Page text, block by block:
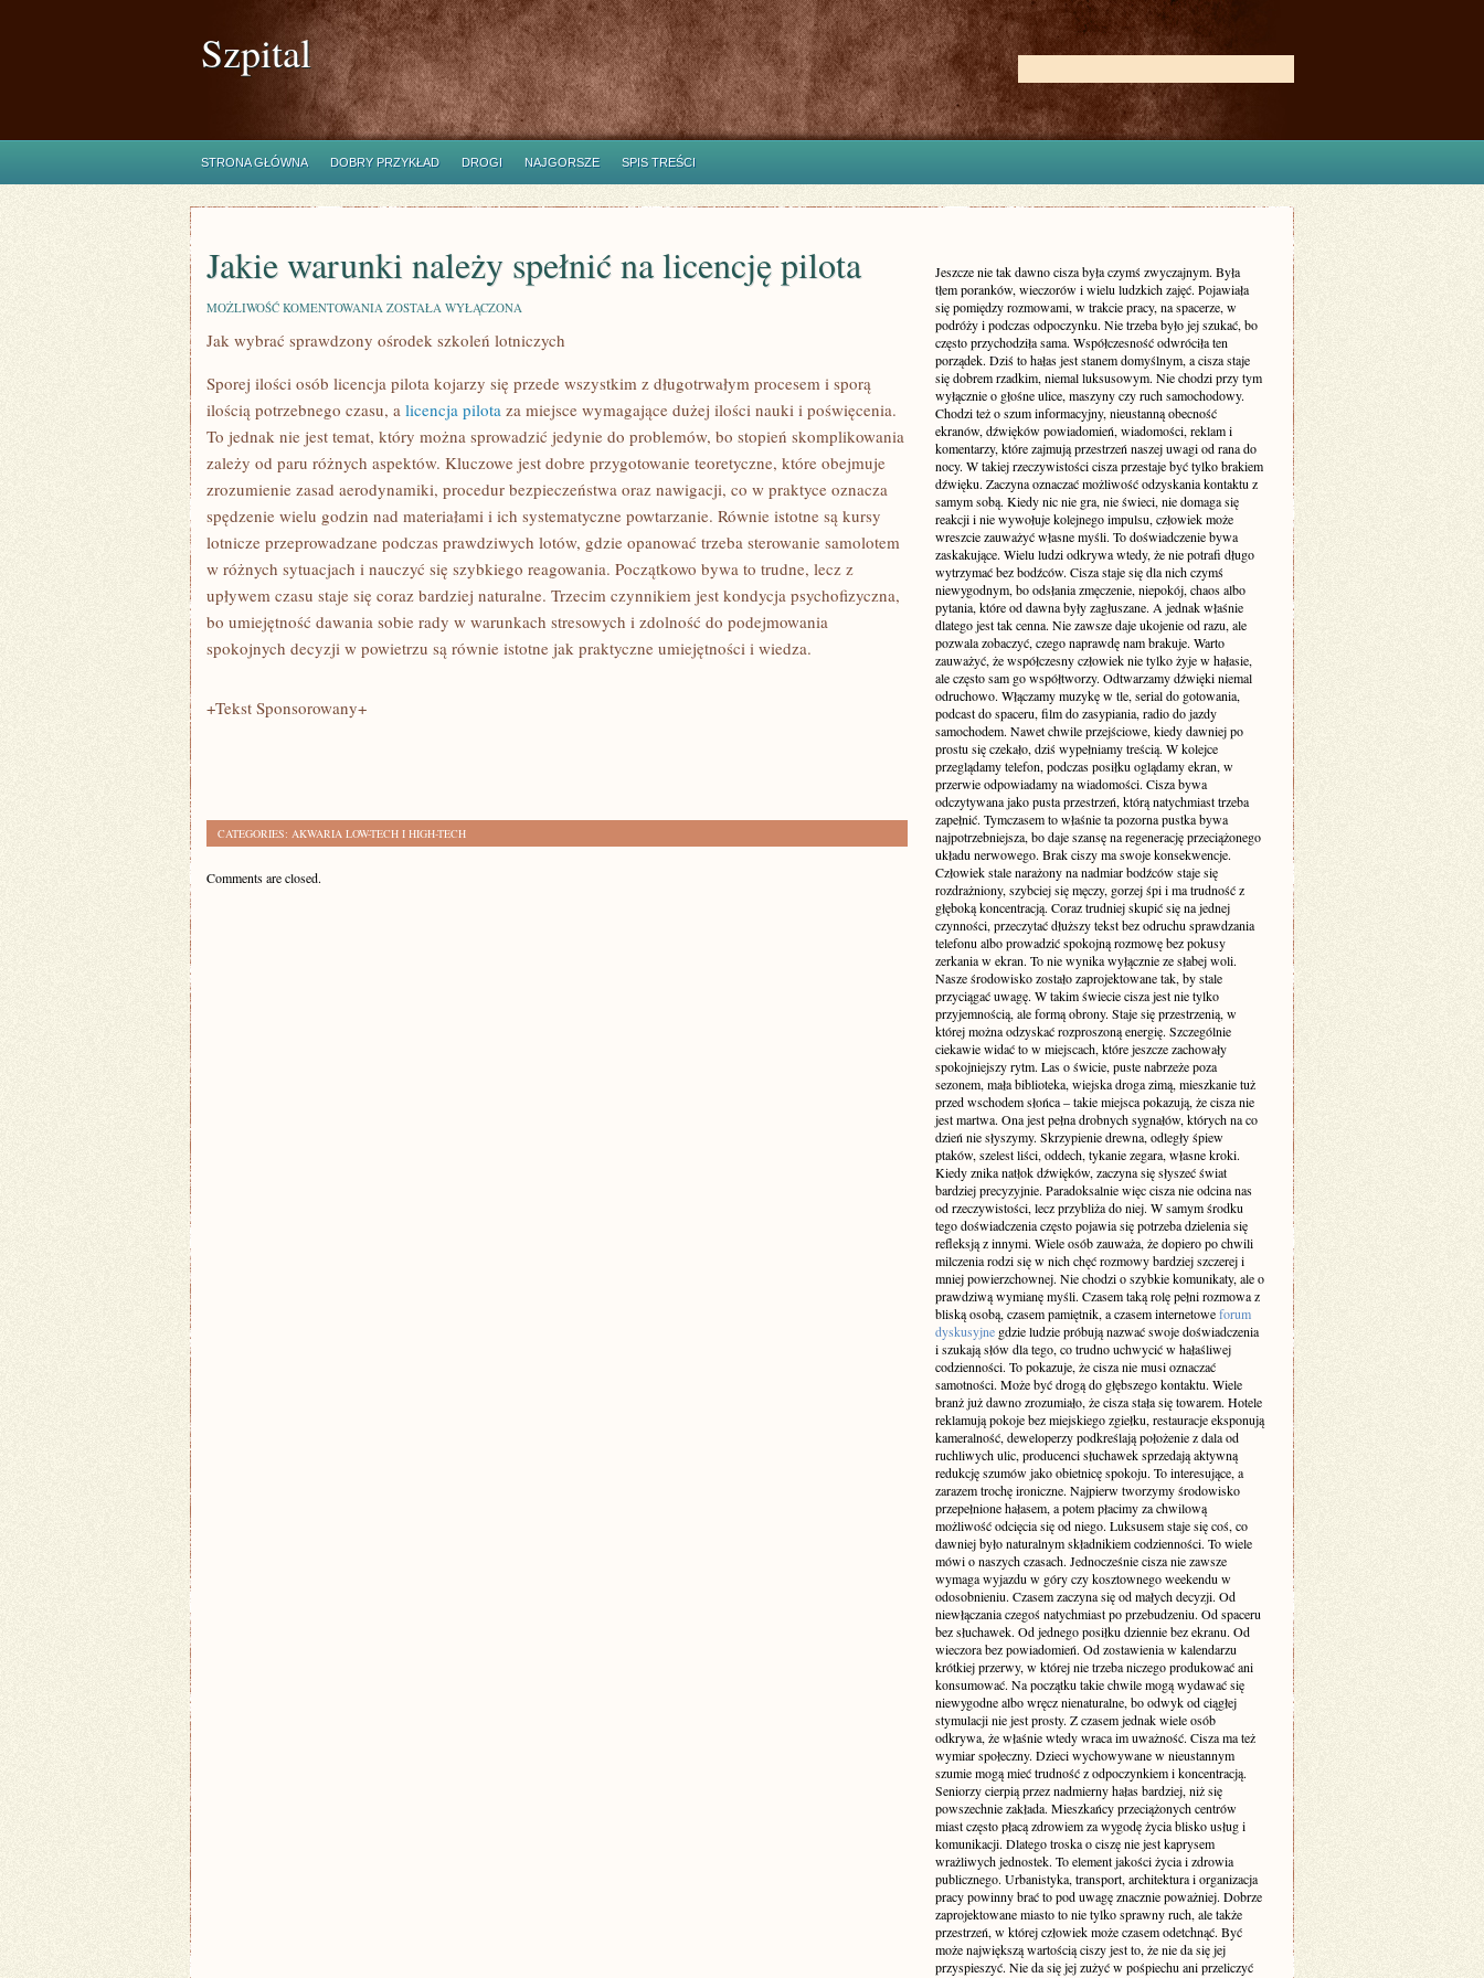
Szpital
STRONA GŁÓWNA DOBRY PRZYKŁAD DROGI NAJGORSZE SPIS TREŚCI
Jakie warunki należy spełnić na licencję pilota
MOŻLIWOŚĆ KOMENTOWANIA JAKIE
NALEŻY
LICENCJĘ
PILOTA
ZOSTAŁA WYŁĄCZONA
Jak wybrać sprawdzony ośrodek szkoleń lotniczych
Sporej ilości osób licencja pilota kojarzy się przede wszystkim z długotrwałym procesem i sporą
ilością potrzebnego czasu, a licencja pilota za miejsce wymagające dużej ilości nauki i poświęcenia.
To jednak nie jest temat, który można sprowadzić jedynie do problemów, bo stopień skomplikowania
zależy od paru różnych aspektów. Kluczowe jest dobre przygotowanie teoretyczne, które obejmuje
zrozumienie zasad aerodynamiki, procedur bezpieczeństwa oraz nawigacji, co w praktyce oznacza
spędzenie wielu godzin nad materiałami i ich systematyczne powtarzanie. Równie istotne są kursy
lotnicze przeprowadzane podczas prawdziwych lotów, gdzie opanować trzeba sterowanie samolotem
w różnych sytuacjach i nauczyć się szybkiego reagowania. Początkowo bywa to trudne, lecz z
upływem czasu staje się coraz bardziej naturalne. Trzecim czynnikiem jest kondycja psychofizyczna,
bo umiejętność dawania sobie rady w warunkach stresowych i zdolność do podejmowania
spokojnych decyzji w powietrzu są równie istotne jak praktyczne umiejętności i wiedza.
+Tekst Sponsorowany+
CATEGORIES: AKWARIA LOW-TECH I HIGH-TECH
Comments are closed.
Jeszcze nie tak dawno cisza była czymś zwyczajnym. Była
tłem poranków, wieczorów i wielu ludzkich zajęć. Pojawiała
się pomiędzy rozmowami, w trakcie pracy, na spacerze, w
podróży i podczas odpoczynku. Nie trzeba było jej szukać, bo
często przychodziła sama. Współczesność odwróciła ten
porządek. Dziś to hałas jest stanem domyślnym, a cisza staje
się dobrem rzadkim, niemal luksusowym. Nie chodzi przy tym
wyłącznie o głośne ulice, maszyny czy ruch samochodowy.
Chodzi też o szum informacyjny, nieustanną obecność
ekranów, dźwięków powiadomień, wiadomości, reklam i
komentarzy, które zajmują przestrzeń naszej uwagi od rana do
nocy. W takiej rzeczywistości cisza przestaje być tylko brakiem
dźwięku. Zaczyna oznaczać możliwość odzyskania kontaktu z
samym sobą. Kiedy nic nie gra, nie świeci, nie domaga się
reakcji i nie wywołuje kolejnego impulsu, człowiek może
wreszcie zauważyć własne myśli. To doświadczenie bywa
zaskakujące. Wielu ludzi odkrywa wtedy, że nie potrafi długo
wytrzymać bez bodźców. Cisza staje się dla nich czymś
niewygodnym, bo odsłania zmęczenie, niepokój, chaos albo
pytania, które od dawna były zagłuszane. A jednak właśnie
dlatego jest tak cenna. Nie zawsze daje ukojenie od razu, ale
pozwala zobaczyć, czego naprawdę nam brakuje. Warto
zauważyć, że współczesny człowiek nie tylko żyje w hałasie,
ale często sam go współtworzy. Odtwarzamy dźwięki niemal
odruchowo. Włączamy muzykę w tle, serial do gotowania,
podcast do spaceru, film do zasypiania, radio do jazdy
samochodem. Nawet chwile przejściowe, kiedy dawniej po
prostu się czekało, dziś wypełniamy treścią. W kolejce
przeglądamy telefon, podczas posiłku oglądamy ekran, w
przerwie odpowiadamy na wiadomości. Cisza bywa
odczytywana jako pusta przestrzeń, którą natychmiast trzeba
zapełnić. Tymczasem to właśnie ta pozorna pustka bywa
najpotrzebniejsza, bo daje szansę na regenerację przeciążonego
układu nerwowego. Brak ciszy ma swoje konsekwencje.
Człowiek stale narażony na nadmiar bodźców staje się
rozdrażniony, szybciej się męczy, gorzej śpi i ma trudność z
głęboką koncentracją. Coraz trudniej skupić się na jednej
czynności, przeczytać dłuższy tekst bez odruchu sprawdzania
telefonu albo prowadzić spokojną rozmowę bez pokusy
zerkania w ekran. To nie wynika wyłącznie ze słabej woli.
Nasze środowisko zostało zaprojektowane tak, by stale
przyciągać uwagę. W takim świecie cisza jest nie tylko
przyjemnością, ale formą obrony. Staje się przestrzenią, w
której można odzyskać rozproszoną energię. Szczególnie
ciekawie widać to w miejscach, które jeszcze zachowały
spokojniejszy rytm. Las o świcie, puste nabrzeże poza
sezonem, mała biblioteka, wiejska droga zimą, mieszkanie tuż
przed wschodem słońca – takie miejsca pokazują, że cisza nie
jest martwa. Ona jest pełna drobnych sygnałów, których na co
dzień nie słyszymy. Skrzypienie drewna, odległy śpiew
ptaków, szelest liści, oddech, tykanie zegara, własne kroki.
Kiedy znika natłok dźwięków, zaczyna się słyszeć świat
bardziej precyzyjnie. Paradoksalnie więc cisza nie odcina nas
od rzeczywistości, lecz przybliża do niej. W samym środku
tego doświadczenia często pojawia się potrzeba dzielenia się
refleksją z innymi. Wiele osób zauważa, że dopiero po chwili
milczenia rodzi się w nich chęć rozmowy bardziej szczerej i
mniej powierzchownej. Nie chodzi o szybkie komunikaty, ale o
prawdziwą wymianę myśli. Czasem taką rolę pełni rozmowa z
bliską osobą, czasem pamiętnik, a czasem internetoweforum
dyskusyjne gdzie ludzie próbują nazwać swoje doświadczenia
i szukają słów dla tego, co trudno uchwycić w hałaśliwej
codzienności. To pokazuje, że cisza nie musi oznaczać
samotności. Może być drogą do głębszego kontaktu. Wiele
branż już dawno zrozumiało, że cisza stała się towarem. Hotele
reklamują pokoje bez miejskiego zgiełku, restauracje eksponują
kameralność, deweloperzy podkreślają położenie z dala od
ruchliwych ulic, producenci słuchawek sprzedają aktywną
redukcję szumów jako obietnicę spokoju. To interesujące, a
zarazem trochę ironiczne. Najpierw tworzymy środowisko
przepełnione hałasem, a potem płacimy za chwilową
możliwość odcięcia się od niego. Luksusem staje się coś, co
dawniej było naturalnym składnikiem codzienności. To wiele
mówi o naszych czasach. Jednocześnie cisza nie zawsze
wymaga wyjazdu w góry czy kosztownego weekendu w
odosobnieniu. Czasem zaczyna się od małych decyzji. Od
niewłączania czegoś natychmiast po przebudzeniu. Od spaceru
bez słuchawek. Od jednego posiłku dziennie bez ekranu. Od
wieczora bez powiadomień. Od zostawienia w kalendarzu
krótkiej przerwy, w której nie trzeba niczego produkować ani
konsumować. Na początku takie chwile mogą wydawać się
niewygodne albo wręcz nienaturalne, bo odwyk od ciągłej
stymulacji nie jest prosty. Z czasem jednak wiele osób
odkrywa, że właśnie wtedy wraca im uważność. Cisza ma też
wymiar społeczny. Dzieci wychowywane w nieustannym
szumie mogą mieć trudność z odpoczynkiem i koncentracją.
Seniorzy cierpią przez nadmierny hałas bardziej, niż się
powszechnie zakłada. Mieszkańcy przeciążonych centrów
miast często płacą zdrowiem za wygodę życia blisko usług i
komunikacji. Dlatego troska o ciszę nie jest kaprysem
wrażliwych jednostek. To element jakości życia i zdrowia
publicznego. Urbanistyka, transport, architektura i organizacja
pracy powinny brać to pod uwagę znacznie poważniej. Dobrze
zaprojektowane miasto to nie tylko sprawny ruch, ale także
przestrzeń, w której człowiek może czasem odetchnąć. Być
może największą wartością ciszy jest to, że nie da się jej
przyspieszyć. Nie da się jej zużyć w pośpiechu ani przeliczyć